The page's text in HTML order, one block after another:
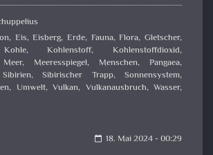
, Eis,Eisberg,Erde, Fauna,Flora,Gletscher,
Kohle,Kohlenstoff,Kohlenstoffdioxid,
Meer, Meeresspiegel, Menschen, Pangaea,
Sibirien, Sibirischer Trapp, Sonnensystem,
, Umwelt,Vulkan, Vulkanausbruch,Wasser,
calendar_today 18. Mai 2024 - 00:29